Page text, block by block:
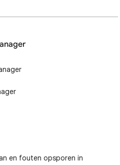
en fouten opsporen in